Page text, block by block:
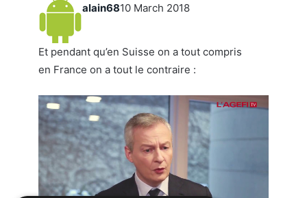
alain6810 March 2018
Et pendant qu’en Suisse on a tout compris
en France on a tout le contraire :